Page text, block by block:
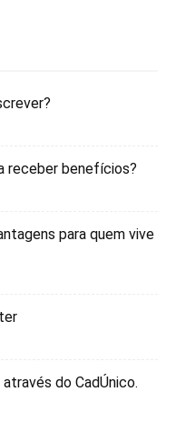
receber benefícios?
para quem vive
do CadÚnico.